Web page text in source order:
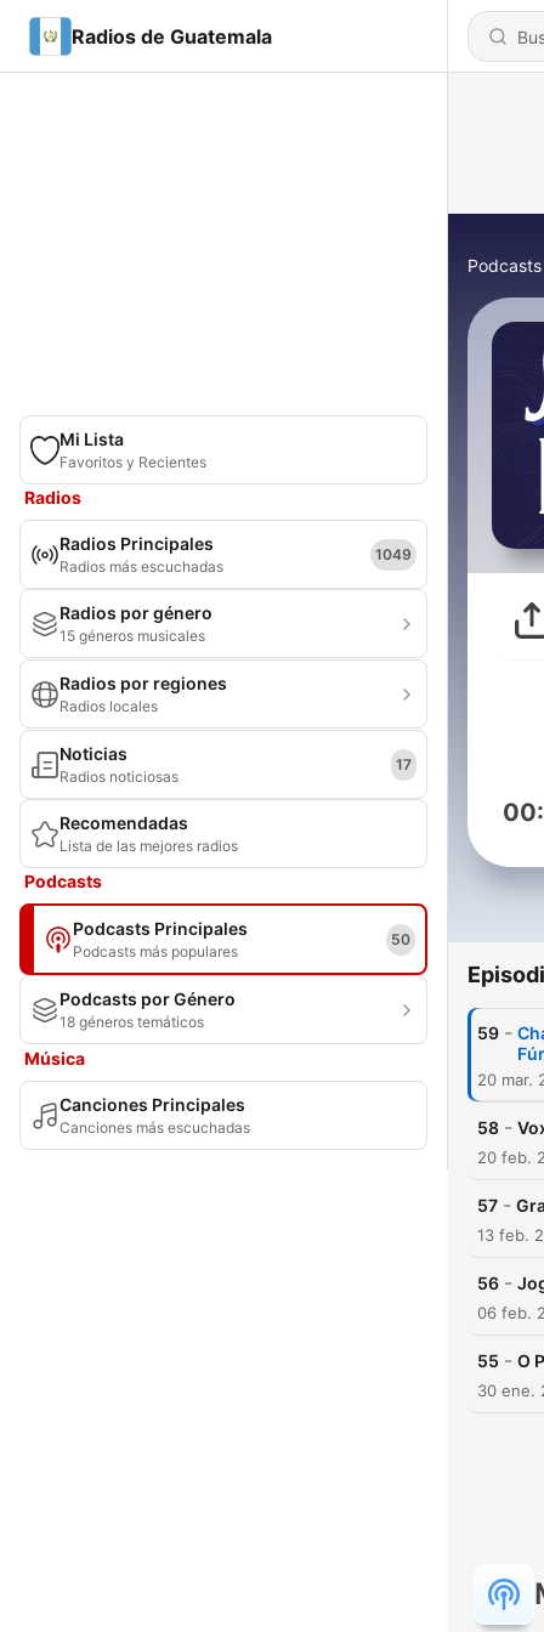
Radios de Guatemala
Mi Lista
Favoritos y Recientes
Radios
Radios Principales
Radios más escuchadas
1049
Radios por género
15 géneros musicales
Radios por regiones
Radios locales
Noticias
Radios noticiosas
17
Recomendadas
Lista de las mejores radios
Podcasts
Podcasts Principales
Podcasts más populares
50
Podcasts por Género
18 géneros temáticos
Música
Canciones Principales
Canciones más escuchadas
Podcasts
59 -
20 mar.
58 -
20 feb.
57 -
13 feb.
56 -
06 feb.
55 - O
30 ene.